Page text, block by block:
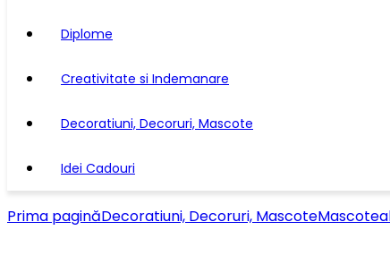
Diplome
Creativitate si Indemanare
Decoratiuni, Decoruri, Mascote
Idei Cadouri
Prima paginăDecoratiuni, Decoruri, MascoteMascote